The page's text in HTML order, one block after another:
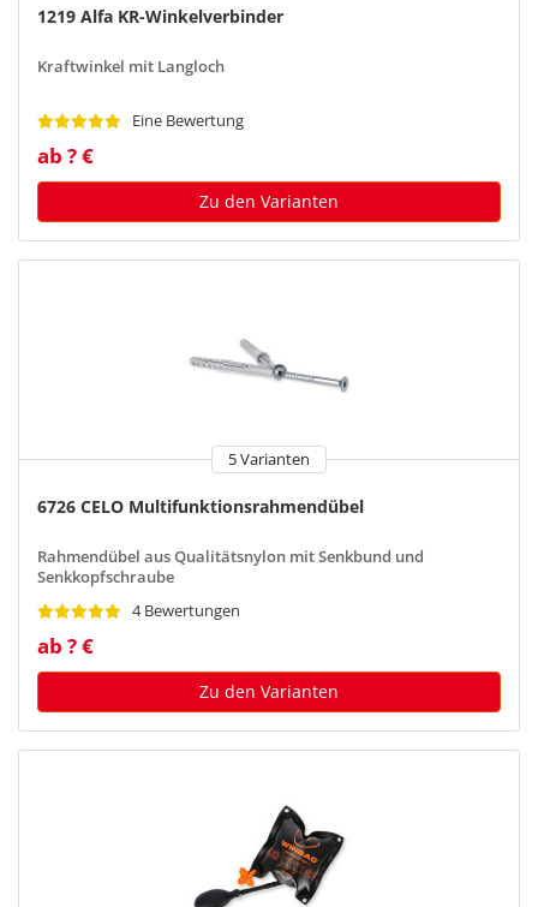
1219 Alfa KR-Winkelverbinder
Kraftwinkel mit Langloch
Eine Bewertung
ab ? €
Zu den Varianten
5 Varianten
6726 CELO Multifunktionsrahmendübel
Rahmendübel aus Qualitätsnylon mit Senkbund und
Senkkopfschraube
4 Bewertungen
ab ? €
Zu den Varianten